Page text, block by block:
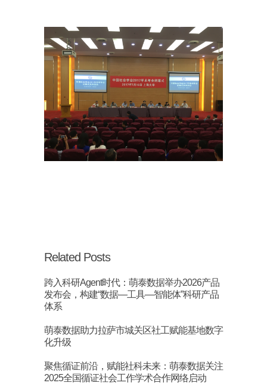
Related Posts
跨入科研Agent时代：萌泰数据举办2026产品
发布会，构建“数据—工具—智能体”科研产品
体系
萌泰数据助力拉萨市城关区社工赋能基地数字
化升级
聚焦循证前沿，赋能社科未来：萌泰数据关注
2025全国循证社会工作学术合作网络启动